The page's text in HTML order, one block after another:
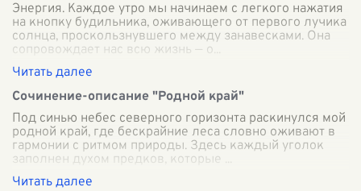
Энергия. Каждое утро мы начинаем с легкого нажатия
на кнопку будильника, оживающего от первого лучика
солнца, проскользнувшего между занавесками. Она
сопровождает нас всю жизнь — о
Сочинение-описание "Родной край"
Под синью небес северного горизонта раскинулся мой
родной край, где бескрайние леса словно оживают в
гармонии с ритмом природы. Здесь каждый уголок
заполнен духом предков, которые